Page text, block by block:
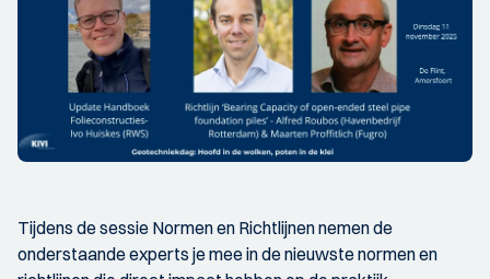
Tijdens de sessie Normen en Richtlijnen nemen de
onderstaande experts je mee in de nieuwste normen en